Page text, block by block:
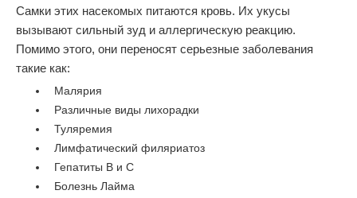
Самки этих насекомых питаются кровь. Их укусы
вызывают сильный зуд и аллергическую реакцию.
Помимо этого, они переносят серьезные заболевания
такие как:
Малярия
Различные виды лихорадки
Туляремия
Лимфатический филяриатоз
Гепатиты B и C
Болезнь Лайма